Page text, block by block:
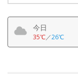
今日
35℃／26℃